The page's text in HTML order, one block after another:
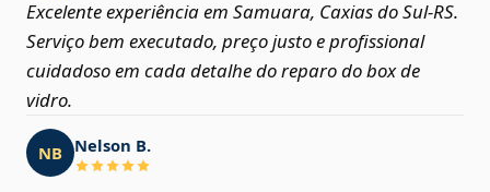
Excelente experiência em Samuara, Caxias do Sul‑RS.
Serviço bem executado, preço justo e profissional
cuidadoso em cada detalhe do reparo do box de
vidro.
NB Nelson B.